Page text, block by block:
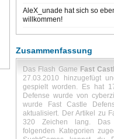
AleX_unade hat sich so
willkommen!
Zusammenfassung
Das Flash Game Fast
27.03.2010 hinzugefügt
gespielt worden. Es hat
Defense wurde von
wurde Fast Castle
aktualisiert. Der Artikel zu
320 Zeichen lang.
folgenden Kategorien